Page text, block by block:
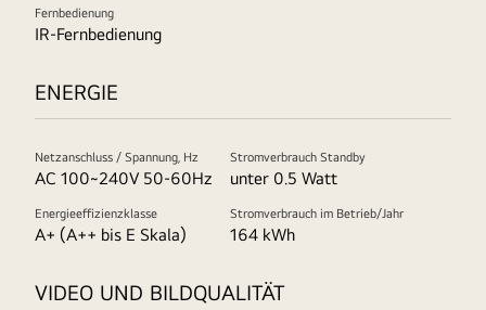
Fernbedienung
IR-Fernbedienung
ENERGIE
Netzanschluss / Spannung, Hz
AC 100~240V 50-60Hz
Stromverbrauch Standby
unter 0.5 Watt
Energieeffizienzklasse
A+ (A++ bis E Skala)
Stromverbrauch im Betrieb/Jahr
164 kWh
VIDEO UND BILDQUALITÄT